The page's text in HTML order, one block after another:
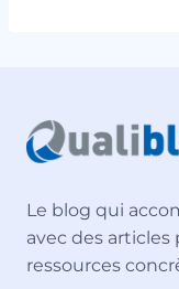
Le blog qui
avec des
ressources